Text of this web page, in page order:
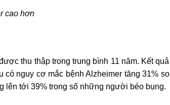
cao hơn
thu thập trong trung bình 11 năm. Kết quả
nguy cơ mắc bệnh Alzheimer tăng 31% so
lên tới 39% trong số những người béo bụng.